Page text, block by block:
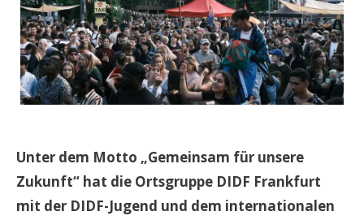
Unter dem Motto „Gemeinsam für unsere
Zukunft“ hat die Ortsgruppe DIDF Frankfurt
mit der DIDF-Jugend und dem internationalen